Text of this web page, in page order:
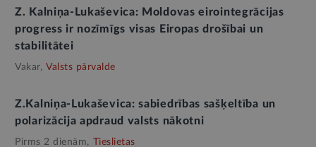
Z. Kalniņa-Lukaševica: Moldovas eirointegrācijas
progress ir nozīmīgs visas Eiropas drošībai un
stabilitātei
Vakar, Valsts pārvalde
Z.Kalniņa-Lukaševica: sabiedrības sašķeltība un
polarizācija apdraud valsts nākotni
Pirms 2 dienām, Tieslietas